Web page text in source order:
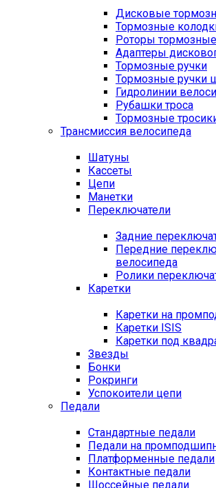
Дисковые
Тормозные
Роторы тормозные
Адаптеры
Тормозные ручки
Тормозные ручки
Гидролинии
Рубашки троса
Тормозные
Трансмиссия велосипеда
Шатуны
Кассеты
Цепи
Манетки
Переключатели
Задние
Передние
велосипеда
Ролики
Каретки
Каретки на
Каретки ISIS
Каретки под
Звезды
Бонки
Рокринги
Успокоители цепи
Педали
Стандартные педали
Педали на
Платформенные педали
Контактные педали
Шоссейные педали